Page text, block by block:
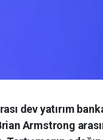
dev yatırım
Brian Armstrong